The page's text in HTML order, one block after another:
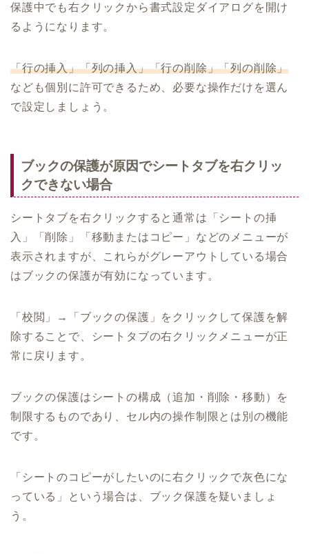
保護中でも右クリックから書式設定ダイアログを開け
るようになります。
「行の挿入」「列の挿入」「行の削除」「列の削除」
なども個別に許可できるため、必要な操作だけを選ん
で設定しましょう。
ブックの保護が原因でシートタブを右クリッ
クできない場合
シートタブを右クリックすると通常は「シートの挿
入」「削除」「移動またはコピー」などのメニューが
表示されますが、これらがグレーアウトしている場合
はブックの保護が有効になっています。
「校閲」→「ブックの保護」をクリックして保護を解
除することで、シートタブの右クリックメニューが正
常に戻ります。
ブックの保護はシートの構成（追加・削除・移動）を
制限するものであり、セル内の操作制限とは別の機能
です。
「シートのコピーがしたいのに右クリックで灰色にな
っている」という場合は、ブック保護を疑いましょ
う。